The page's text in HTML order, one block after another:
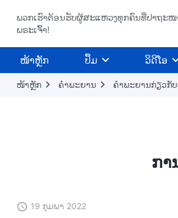
ພວກເຮົາຕ້ອນຮັບຜູ້ສະແຫວງທຸກຄົນທີ່ປາຖະໜ
ພຣະເຈົ້າ!
​ໜ້າຫຼັກ ປຶ້ມ ວິ​ດີ​ໂອ
ໜ້າຫຼັກ ຄຳພະຍານ ຄຳພະຍານກ່ຽວກັ
ກາ
19 ກຸມພາ 2022